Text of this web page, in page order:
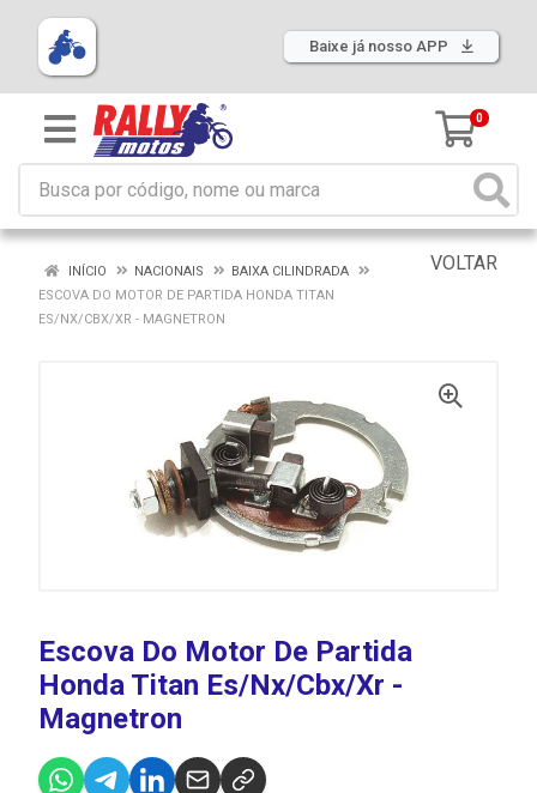
Baixe já nosso APP
0
VOLTAR
INÍCIO NACIONAIS
BAIXA CILINDRADA
ESCOVA DO MOTOR DE PARTIDA HONDA TITAN
ES/NX/CBX/XR - MAGNETRON
Escova Do Motor De Partida
Honda Titan Es/Nx/Cbx/Xr -
Magnetron